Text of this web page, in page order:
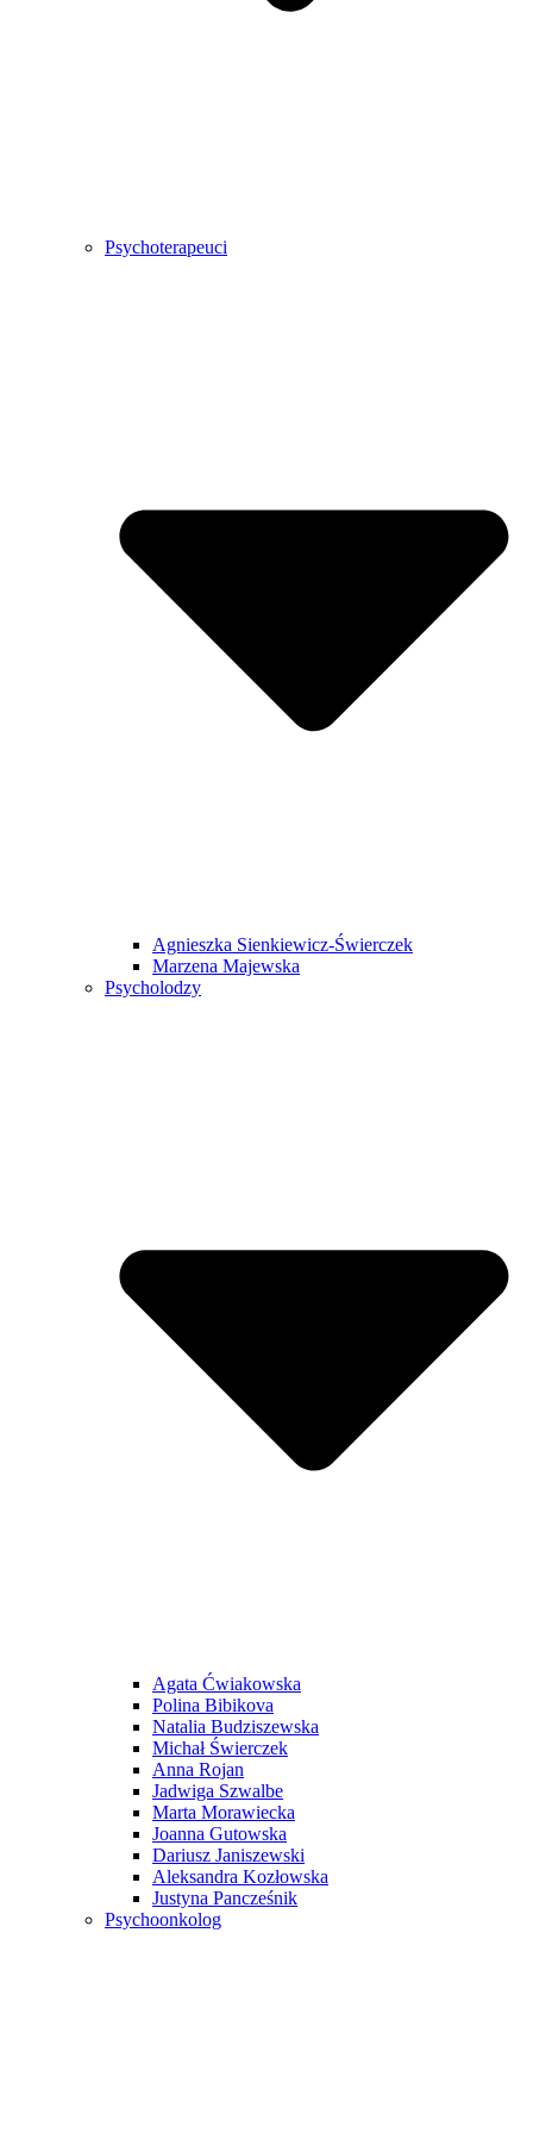
Psychoterapeuci
Agnieszka Sienkiewicz-Świerczek
Marzena Majewska
Psycholodzy
Agata Ćwiakowska
Polina Bibikova
Natalia Budziszewska
Michał Świerczek
Anna Rojan
Jadwiga Szwalbe
Marta Morawiecka
Joanna Gutowska
Dariusz Janiszewski
Aleksandra Kozłowska
Justyna Pancześnik
Psychoonkolog